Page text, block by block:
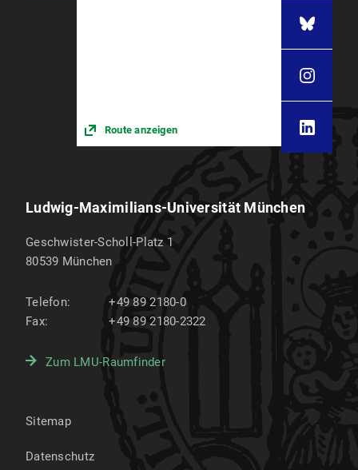
Route anzeigen
Ludwig-Maximilians-Universität München
Geschwister-Scholl-Platz 1
80539 München
Telefon:
+49 89 2180-0
Fax:
+49 89 2180-2322
Zum LMU-Raumfinder
Sitemap
Datenschutz